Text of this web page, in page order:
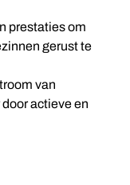
prestaties om
gerust te
van
actieve en